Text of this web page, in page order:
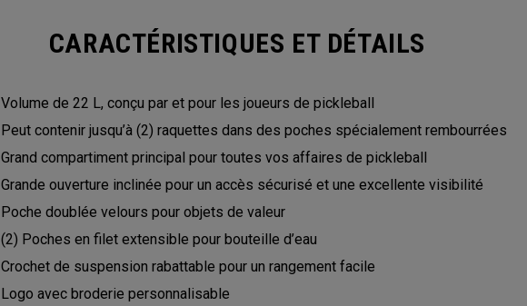
CARACTÉRISTIQUES ET DÉTAILS
Volume de 22 L, conçu par et pour les joueurs de pickleball
Peut contenir jusqu’à (2) raquettes dans des poches spécialement rembourrées
Grand compartiment principal pour toutes vos affaires de pickleball
Grande ouverture inclinée pour un accès sécurisé et une excellente visibilité
Poche doublée velours pour objets de valeur
(2) Poches en filet extensible pour bouteille d’eau
Crochet de suspension rabattable pour un rangement facile
Logo avec broderie personnalisable